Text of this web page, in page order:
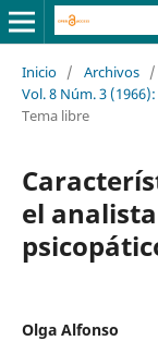
Inicio / Archivos /
Vol. 8 Núm. 3
Tema libre
el
Olga Alfonso